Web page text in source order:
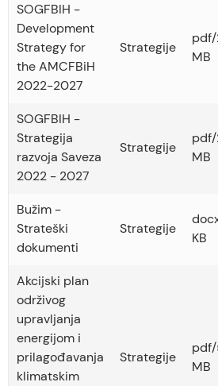
SOGFBIH -
Development
Strategy for
the AMCFBiH
2022-2027
Strategije
MB
SOGFBIH -
Strategija
razvoja Saveza
2022 - 2027
Strategije
pdf/
MB
Bužim -
Strateški
dokumenti
Strategije
KB
Akcijski plan
održivog
upravljanja
energijom i
prilagođavanja
klimatskim
Strategije
MB